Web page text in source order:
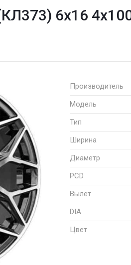
6x16
Производитель
Модель
Тип
Ширина
Диаметр
PCD
Вылет
DIA
Цвет